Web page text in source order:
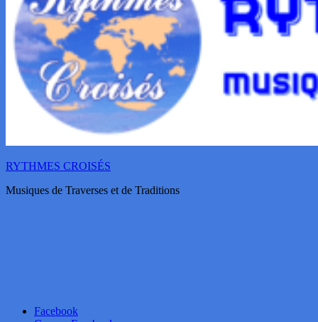
RYTHMES CROISÉS
Musiques de Traverses et de Traditions
Facebook